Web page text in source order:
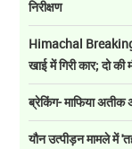
निरीक्षण
Himachal Breaking:
खाई में गिरी कार; दो की
ब्रेकिंग- माफिया
यौन उत्पीड़न मामले में